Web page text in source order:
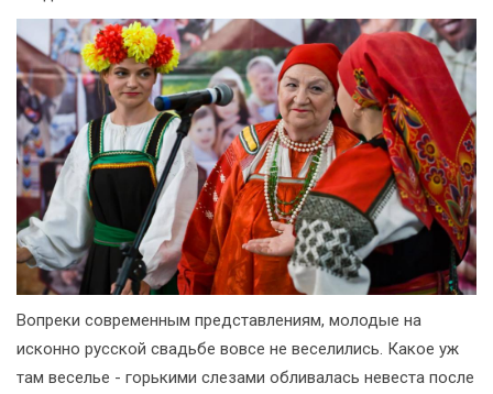
Вопреки современным представлениям, молодые на
исконно русской свадьбе вовсе не веселились. Какое уж
там веселье - горькими слезами обливалась невеста после